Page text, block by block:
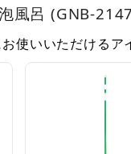
風呂 (GNB-
使いいただけるア